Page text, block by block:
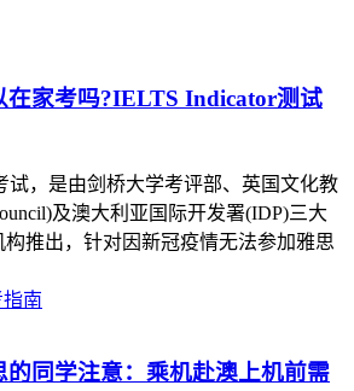
在家考吗?IELTS Indicator测试
试，是由剑桥大学考评部、英国文化教
及澳大利亚国际开发署(IDP)三大
构推出，针对因新冠疫情无法参加雅思
南
的同学注意：乘机赴澳上机前需